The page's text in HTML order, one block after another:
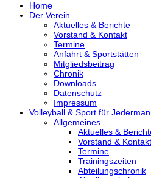
Home
Der Verein
Aktuelles & Berichte
Vorstand & Kontakt
Termine
Anfahrt & Sportstätten
Mitgliedsbeitrag
Chronik
Downloads
Datenschutz
Impressum
Volleyball & Sport für
Allgemeines
Aktuelles &
Vorstand & Kontakt
Termine
Trainingszeiten
Abteilungschronik